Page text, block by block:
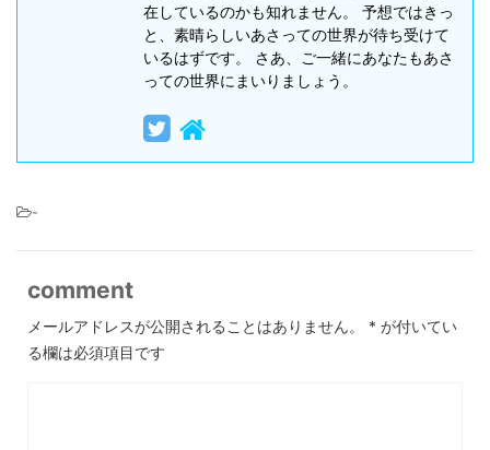
在しているのかも知れません。 予想ではきっ
と、素晴らしいあさっての世界が待ち受けて
いるはずです。 さあ、ご一緒にあなたもあさ
っての世界にまいりましょう。
-
comment
メールアドレスが公開されることはありません。 * が付いてい
る欄は必須項目です